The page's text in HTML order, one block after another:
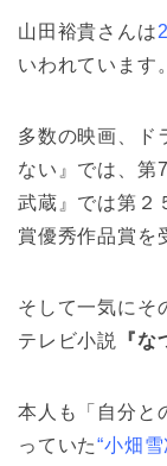
山田裕貴さんは
いわれています。
多数の映画、ド
ない』では、第
武蔵』では第２
賞優秀作品賞を
そして一気にそ
テレビ小説
『な
本人も「自分と
っていた“小畑